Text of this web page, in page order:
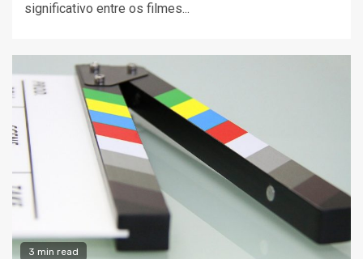
significativo entre os filmes...
3 min read